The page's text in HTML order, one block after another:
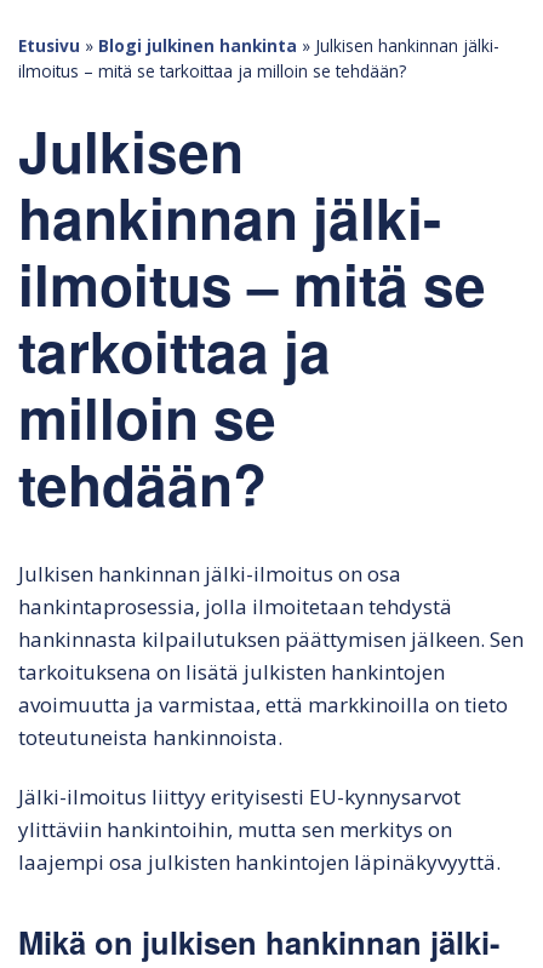
Etusivu » Blogi julkinen hankinta » Julkisen hankinnan jälki-
ilmoitus – mitä se tarkoittaa ja milloin se tehdään?
Julkisen
hankinnan jälki-
ilmoitus – mitä se
tarkoittaa ja
milloin se
tehdään?
Julkisen hankinnan jälki-ilmoitus on osa
hankintaprosessia, jolla ilmoitetaan tehdystä
hankinnasta kilpailutuksen päättymisen jälkeen. Sen
tarkoituksena on lisätä julkisten hankintojen
avoimuutta ja varmistaa, että markkinoilla on tieto
toteutuneista hankinnoista.
Jälki-ilmoitus liittyy erityisesti EU-kynnysarvot
ylittäviin hankintoihin, mutta sen merkitys on
laajempi osa julkisten hankintojen läpinäkyvyyttä.
Mikä on julkisen hankinnan jälki-